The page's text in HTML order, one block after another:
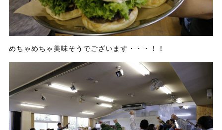
めちゃめちゃ美味そうでございます・・・！！